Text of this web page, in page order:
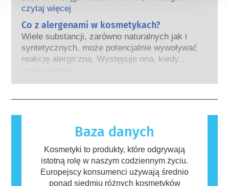
Wiele substancji, w tym te naturalne,
naśladuje hormony. Bardzo niewiele
substancji jednak, a są to głównie leki o
silnym działaniu, ma potwierdzone działanie
powodujące zaburzenia układu hormonalnego.
Rygorystyczne oceny bezpieczeństwa
produktów przeprowadzane przez
funkcjonowania układu hormonalnego.
przed wprowadzeniem zakazu, przemysł
kosmetyczny inwestował w badania i rozwój,
tak aby stworzyć pionierskie alternatywy dla
testowania na zwierzętach w celu oceny
bezpieczeństwa składników i produktów
kosmetycznych.
czytaj więcej
Co z alergenami w kosmetykach?
Wiele substancji, zarówno naturalnych jak i
syntetycznych, może potencjalnie wywoływać
reakcję alergiczną. Występuje ona, kiedy
układ odpornościowy danej osoby zareaguje
mogą zawierać składniki, które dla niektórych
osób mogą okazać się alergizujące. Nie
oznacza to jednak, że produkt nie jest
bezpieczny dla innych.
czytaj więcej
Baza danych
Kosmetyki to produkty, które odgrywają
istotną rolę w naszym codziennym życiu.
Europejscy konsumenci używają średnio
ponad siedmiu różnych kosmetyków